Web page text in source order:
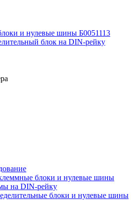
блок на DIN-рейку
блоки и нулевые шины
на DIN-рейку
блоки и нулевые шины